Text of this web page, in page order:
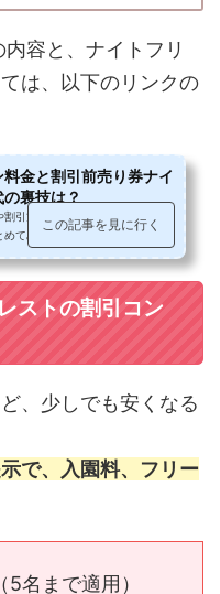
容と、ナイトフリ
は、以下のリンクの
金と割引前売り券ナイ
裏技は？
引方法、コンビニ前売り券のお
てみました。なお、2019年の入
この記事を見に行く
ストの割引コン
、少しでも安くなる
で、入園料、フリー
名まで適用）